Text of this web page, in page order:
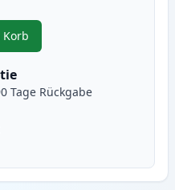
anzupassen
Canon CL-38 Tintenpatrone
Tage Rückgabe